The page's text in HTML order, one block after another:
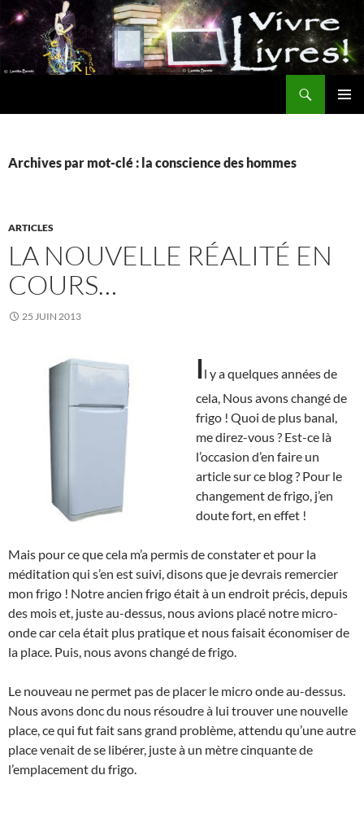
Aller
au
contenu
Archives par mot-clé : la conscience des hommes
ARTICLES
LA NOUVELLE RÉALITÉ EN
COURS…
25 JUIN 2013
Il y a quelques années de
cela, Nous avons changé de
frigo ! Quoi de plus banal,
me direz-vous ? Est-ce là
l’occasion d’en faire un
article sur ce blog ? Pour le
changement de frigo, j’en
doute fort, en effet !
Mais pour ce que cela m’a permis de constater et pour la
méditation qui s’en est suivi, disons que je devrais remercier
mon frigo ! Notre ancien frigo était à un endroit précis, depuis
des mois et, juste au-dessus, nous avions placé notre micro-
onde car cela était plus pratique et nous faisait économiser de
la place. Puis, nous avons changé de frigo.
Le nouveau ne permet pas de placer le micro onde au-dessus.
Nous avons donc du nous résoudre à lui trouver une nouvelle
place, ce qui fut fait sans grand problème, attendu qu’une autre
place venait de se libérer, juste à un mètre cinquante de
l’emplacement du frigo.